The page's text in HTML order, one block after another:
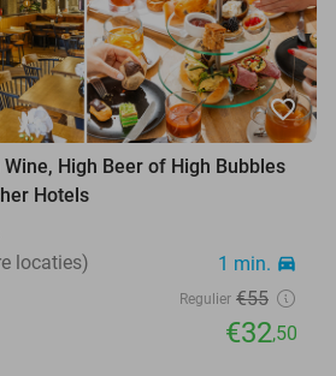
favorite_border
Wine, High Beer of High Bubbles
Hotels
locaties)
1 min. directions_car
Regulier €55
€32,50